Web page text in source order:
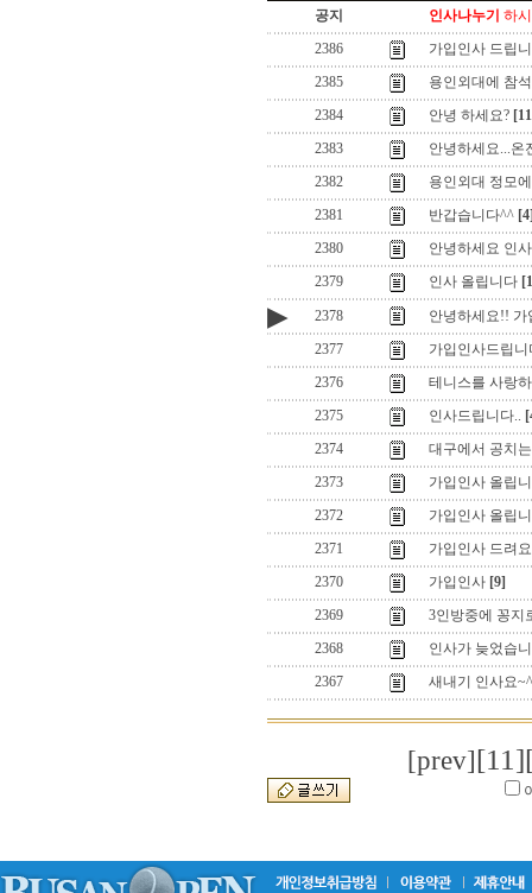
공지 인사나누기 하
2386
가입인사 드립
2385
용인외대에 참
2384
안녕 하세요?
2383
안녕하세요...온
2382
용인외대 정모
2381
반갑습니다^^
2380
안녕하세요 인
2379
인사 올립니다
▶ 2378
안녕하세요!!
2377
가입인사드립니
2376
테니스를 사랑
2375
인사드립니다..
2374
대구에서 공치
2373
가입인사 올립
2372
가입인사 올립
2371
가입인사 드려
2370
가입인사 [9]
2369
3인방중에 꽁지
2368
인사가 늦었습
2367
새내기 인사요
[prev][11]